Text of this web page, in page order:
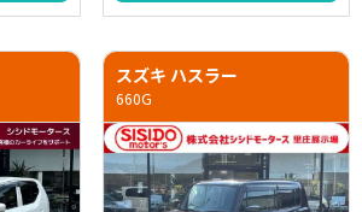
スズキ ハスラー
660G